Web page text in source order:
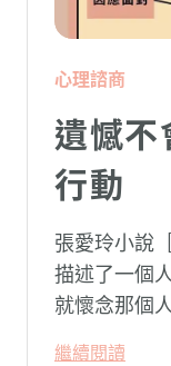
心理諮商
遺憾不
行動
張愛玲小說
描述了一個
就懷念那個
繼續閱讀